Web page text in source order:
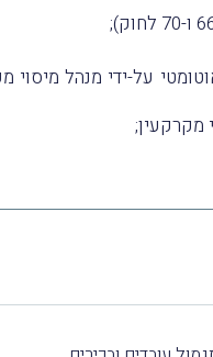
על-ידי מנהל